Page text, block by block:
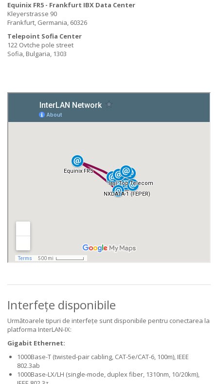
Equinix FR5 - Frankfurt IBX Data Center
Kleyerstrasse 90
Frankfurt, Germania, 60326
Telepoint Sofia Center
122 Ovtche pole street
Sofia, Bulgaria, 1303
Interfețe disponibile
Următoarele tipuri de interfețe sunt disponibile pentru conectarea la
platforma InterLAN-IX:
Gigabit Ethernet:
1000Base-T (twisted-pair cabling, CAT-5e/CAT-6, 100m), IEEE
802.3ab
1000Base-LX/LH (single-mode, duplex fiber, 1310nm, 10/20km),